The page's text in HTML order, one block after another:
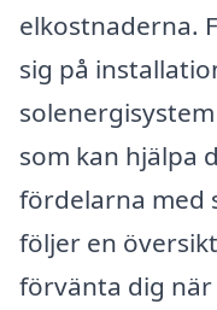
elkostnaderna.
sig på
som kan hjälpa
fördelarna med
följer en
förvänta dig